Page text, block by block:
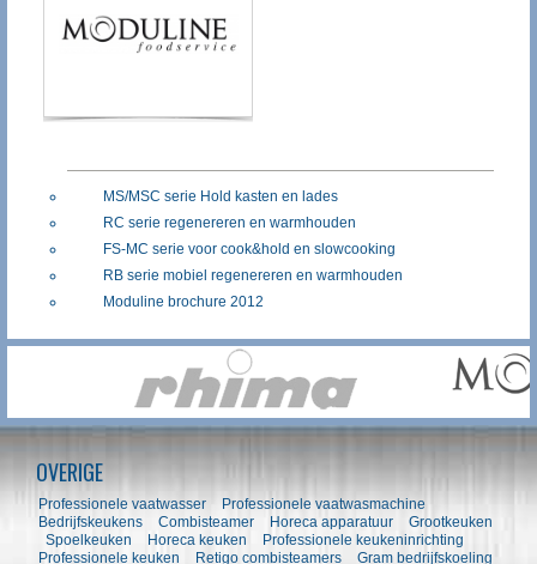
MS/MSC serie Hold kasten en lades
RC serie regenereren en warmhouden
FS-MC serie voor cook&hold en slowcooking
RB serie mobiel regenereren en warmhouden
Moduline brochure 2012
OVERIGE
Professionele vaatwasser
Professionele vaatwasmachine
Bedrijfskeukens
Combisteamer Horeca apparatuur
Grootkeuken
Spoelkeuken
Horeca keuken
Professionele keukeninrichting
Professionele keuken
Retigo combisteamers Gram bedrijfskoeling